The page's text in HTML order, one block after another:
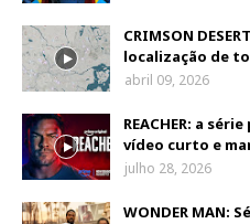
CRIMSON
localização de
abril 09, 2026
REACHER: a
vídeo curto e
julho 28, 2026
WONDER MAN: